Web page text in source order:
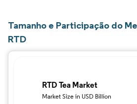
Tamanho e Participação do
RTD